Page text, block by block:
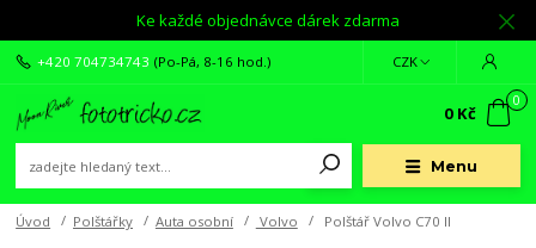
Ke každé objednávce dárek zdarma
Menu
CZK
+420 704734743 (Po-Pá, 8-16 hod.)
0
0 Kč
Úvod Polštářky Auta osobní Volvo Polštář Volvo C70 II